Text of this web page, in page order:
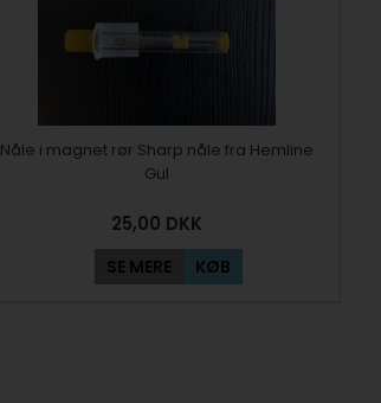
Nåle i magnet rør Sharp nåle fra Hemline
Gul
25,00 DKK
SE MERE KØB